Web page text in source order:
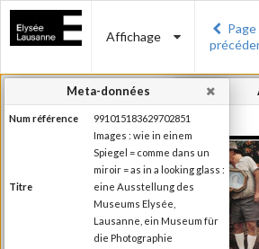
Affichage
Page
Meta-données
Num référence 991015183629702851
Titre
Images : wie in einem
Spiegel = comme dans un
miroir = as in a looking glass :
eine Ausstellung des
Museums Elysée,
Lausanne, ein Museum für
die Photographie